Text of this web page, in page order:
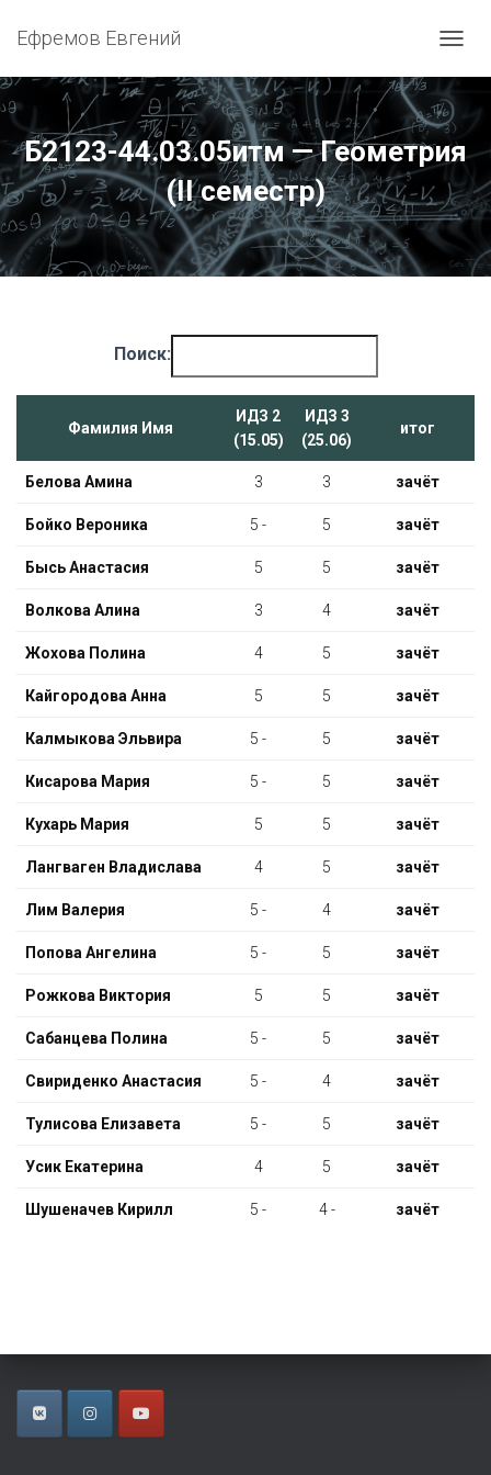
Ефремов Евгений
Б2123-44.03.05итм — Геометрия
(II семестр)
Поиск:
Фамилия Имя
ИДЗ 2
(15.05)
ИДЗ 3
(25.06)
итог
Белова Амина 3 3 зачёт
Бойко Вероника 5 - 5 зачёт
Бысь Анастасия 5 5 зачёт
Волкова Алина 3 4 зачёт
Жохова Полина 4 5 зачёт
Кайгородова Анна 5 5 зачёт
Калмыкова Эльвира 5 - 5 зачёт
Кисарова Мария 5 - 5 зачёт
Кухарь Мария 5 5 зачёт
Лангваген Владислава 4 5 зачёт
Лим Валерия 5 - 4 зачёт
Попова Ангелина 5 - 5 зачёт
Рожкова Виктория 5 5 зачёт
Сабанцева Полина 5 - 5 зачёт
Свириденко Анастасия 5 - 4 зачёт
Тулисова Елизавета 5 - 5 зачёт
Усик Екатерина 4 5 зачёт
Шушеначев Кирилл 5 - 4 - зачёт